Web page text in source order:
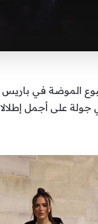
الموضة في باريس
جولة على أجمل